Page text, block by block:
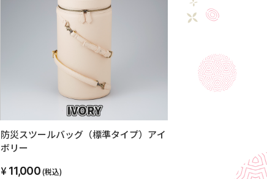
防災スツールバッグ（標準タイプ）アイ
ボリー
11,000(税込)